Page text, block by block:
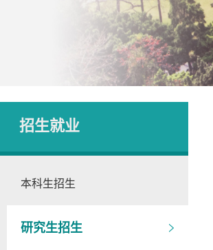
招生就业
本科生招生
研究生招生